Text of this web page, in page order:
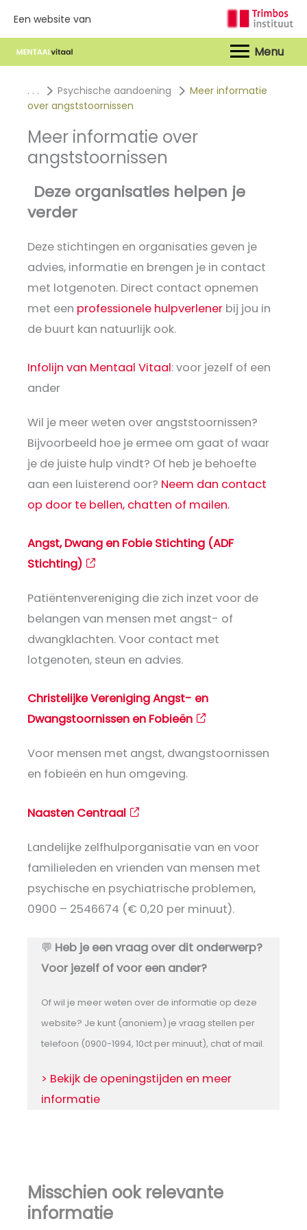
Een website van
. . . Psychische aandoening
Meer informatie
over angststoornissen
Meer informatie over
angststoornissen
Deze organisaties helpen je
verder
Deze stichtingen en organisaties geven je
advies, informatie en brengen je in contact
met lotgenoten. Direct contact opnemen
met een professionele hulpverlener bij jou in
de buurt kan natuurlijk ook.
Infolijn van Mentaal Vitaal: voor jezelf of een
ander
Wil je meer weten over angststoornissen?
Bijvoorbeeld hoe je ermee om gaat of waar
je de juiste hulp vindt? Of heb je behoefte
aan een luisterend oor? Neem dan contact
op door te bellen, chatten of mailen.
Angst, Dwang en Fobie Stichting (ADF
Stichting)
Patiëntenvereniging die zich inzet voor de
belangen van mensen met angst- of
dwangklachten. Voor contact met
lotgenoten, steun en advies.
Christelijke Vereniging Angst- en
Dwangstoornissen en Fobieën
Voor mensen met angst, dwangstoornissen
en fobieën en hun omgeving.
Naasten Centraal
Landelijke zelfhulporganisatie van en voor
familieleden en vrienden van mensen met
psychische en psychiatrische problemen,
0900 – 2546674 (€ 0,20 per minuut).
💬 Heb je een vraag over dit onderwerp?
Voor jezelf of voor een ander?
Of wil je meer weten over de informatie op deze
website? Je kunt (anoniem) je vraag stellen per
telefoon (0900-1994, 10ct per minuut), chat of mail.
> Bekijk de openingstijden en meer
informatie
Misschien ook relevante
informatie